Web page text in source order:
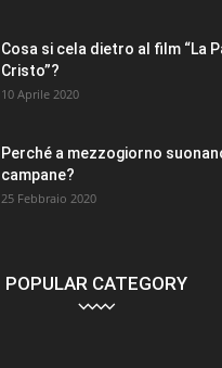
Cosa si cela dietro al film “La
Cristo”?
10 Aprile 2020
Perché a mezzogiorno
campane?
25 Febbraio 2020
POPULAR CATEGORY